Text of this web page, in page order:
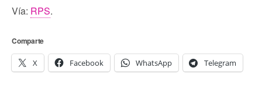
Vía: RPS.
Comparte
X Facebook WhatsApp Telegram